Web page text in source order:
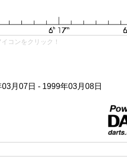
コンをクリック！
月07日 - 1999年03月08日